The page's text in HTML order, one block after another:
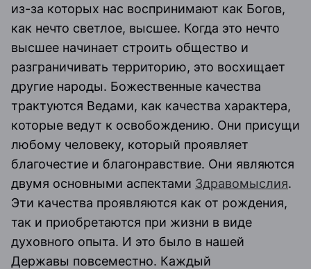
из-за которых нас воспринимают как Богов,
как нечто светлое, высшее. Когда это нечто
высшее начинает строить общество и
разграничивать территорию, это восхищает
другие народы. Божественные качества
трактуются Ведами, как качества характера,
которые ведут к освобождению. Они присущи
любому человеку, который проявляет
благочестие и благонравствие. Они являются
двумя основными аспектами Здравомыслия.
Эти качества проявляются как от рождения,
так и приобретаются при жизни в виде
духовного опыта. И это было в нашей
Державы повсеместно. Каждый